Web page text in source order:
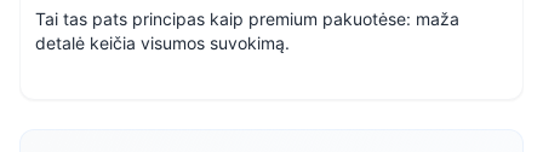
Tai tas pats principas kaip premium pakuotėse: maža
detalė keičia visumos suvokimą.